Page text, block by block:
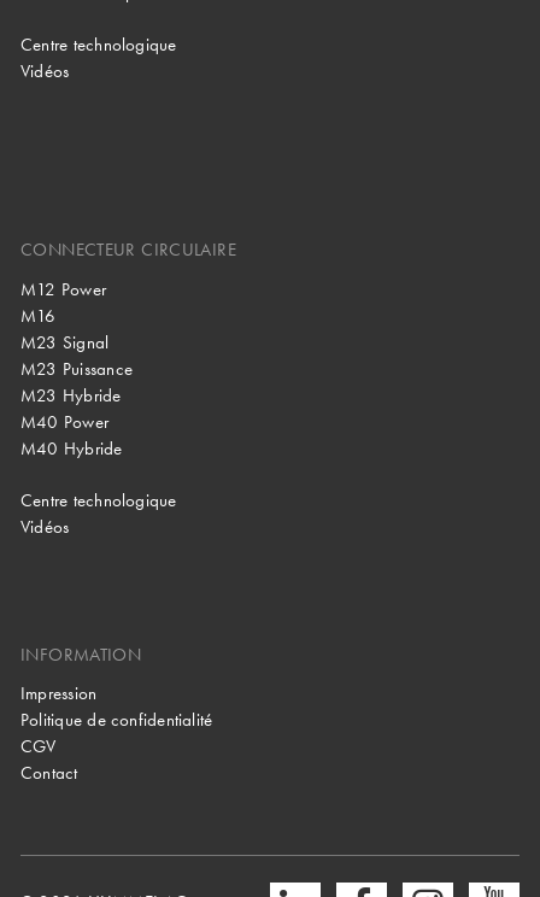
Centre technologique
Vidéos
CONNECTEUR CIRCULAIRE
M12 Power
M16
M23 Signal
M23 Puissance
M23 Hybride
M40 Power
M40 Hybride
Centre technologique
Vidéos
INFORMATION
Impression
Politique de confidentialité
CGV
Contact